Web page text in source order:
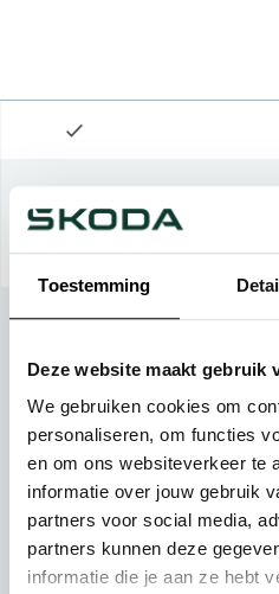
Toestemming
Deze website maakt gebruik
We gebruiken cookies om
personaliseren, om functies
en om ons websiteverkeer te
informatie over jouw gebruik
partners voor social media,
partners kunnen deze
informatie die je aan ze hebt